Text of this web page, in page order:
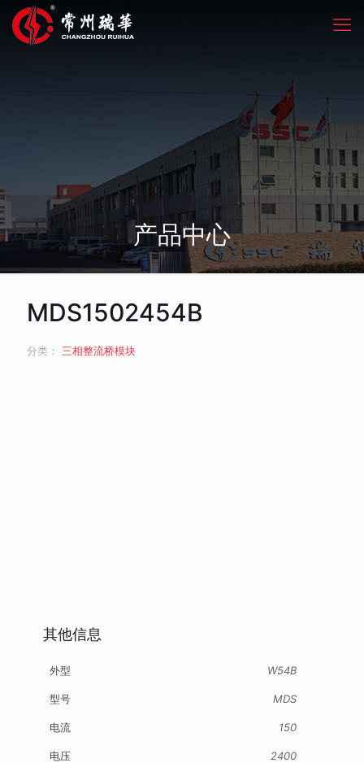
产品中心
MDS1502454B
分类： 三相整流桥模块
其他信息
外型 W54B
型号 MDS
电流 150
电压 2400